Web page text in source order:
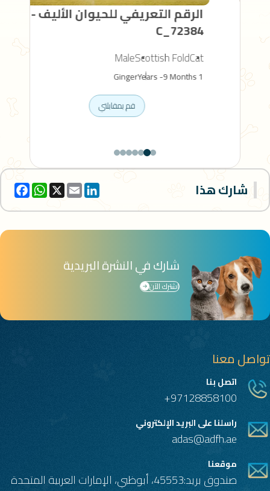
الرقم التعريفي للحيوان الأليف -
C_72384
Scottish Fold
Male
Ginger
قم بمقابلتي
شارك هذا WhatsApp X
Email
شارك في النشرة البريدية
اشترك الآن
تواصل معنا
اتصل بنا
97128858100+
راسلنا على البريد الإلكتروني
adas@adfh.ae
موقعنا
صندوق بريد:45553، أبوظبي، الإمارات العربية المتحدة